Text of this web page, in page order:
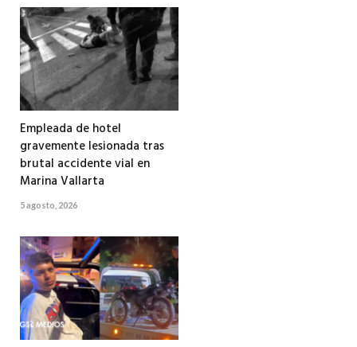
Empleada de hotel
gravemente lesionada tras
brutal accidente vial en
Marina Vallarta
5 agosto, 2026